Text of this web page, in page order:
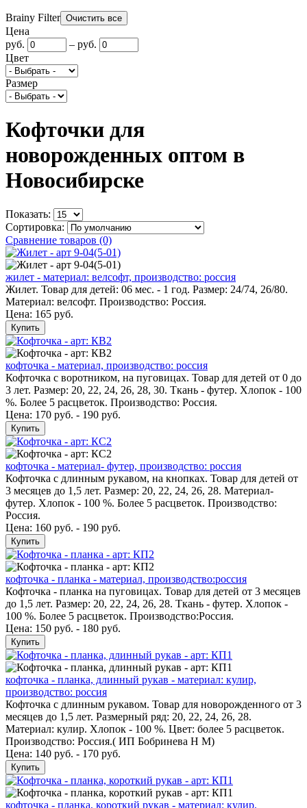
Brainy Filter
Цена
руб.
– руб.
Цвет
Размер
Кофточки для
новорожденных оптом в
Новосибирске
Показать:
Сортировка:
Сравнение товаров (0)
жилет - материал: велсофт, производство: россия
Жилет. Товар для детей: 06 мес. - 1 год. Размер: 24/74, 26/80.
Материал: велсофт. Производство: Россия.
Цена: 165 руб.
Купить
кофточка - материал, производство: россия
Кофточка с воротником, на пуговицах. Товар для детей от 0 до
3 лет. Размер: 20, 22, 24, 26, 28, 30. Ткань - футер. Хлопок - 100
%. Более 5 расцветок. Производство: Россия.
Цена: 170 руб. - 190 руб.
Купить
кофточка - материал- футер, производство: россия
Кофточка с длинным рукавом, на кнопках. Товар для детей от
3 месяцев до 1,5 лет. Размер: 20, 22, 24, 26, 28. Материал-
футер. Хлопок - 100 %. Более 5 расцветок. Производство:
Россия.
Цена: 160 руб. - 190 руб.
Купить
кофточка - планка - материал, производство:россия
Кофточка - планка на пуговицах. Товар для детей от 3 месяцев
до 1,5 лет. Размер: 20, 22, 24, 26, 28. Ткань - футер. Хлопок -
100 %. Более 5 расцветок. Производство:Россия.
Цена: 150 руб. - 180 руб.
Купить
кофточка - планка, длинный рукав - материал: кулир,
производство: россия
Кофточка с длинным рукавом. Товар для новорожденного от 3
месяцев до 1,5 лет. Размерный ряд: 20, 22, 24, 26, 28.
Материал: кулир. Хлопок - 100 %. Цвет: более 5 расцветок.
Производство: Россия.( ИП Бобринева Н М)
Цена: 140 руб. - 170 руб.
Купить
кофточка - планка, короткий рукав - материал: кулир,